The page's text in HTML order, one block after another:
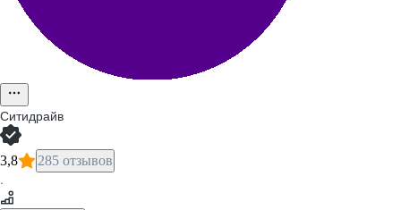
Ситидрайв
3,8 285 отзывов
·